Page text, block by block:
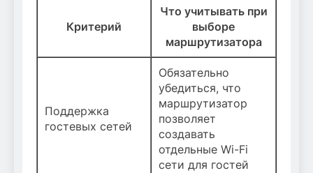
Критерий
Что учитывать при
выборе
маршрутизатора
Поддержка
гостевых сетей
Обязательно
убедиться, что
маршрутизатор
позволяет
создавать
отдельные Wi-Fi
сети для гостей